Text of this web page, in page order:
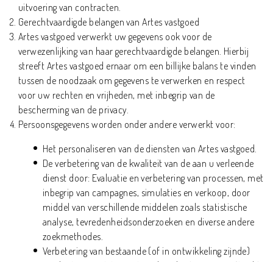
uitvoering van contracten.
Gerechtvaardigde belangen van Artes vastgoed
Artes vastgoed verwerkt uw gegevens ook voor de
verwezenlijking van haar gerechtvaardigde belangen. Hierbij
streeft Artes vastgoed ernaar om een billijke balans te vinden
tussen de noodzaak om gegevens te verwerken en respect
voor uw rechten en vrijheden, met inbegrip van de
bescherming van de privacy.
Persoonsgegevens worden onder andere verwerkt voor:
Het personaliseren van de diensten van Artes vastgoed.
De verbetering van de kwaliteit van de aan u verleende
dienst door: Evaluatie en verbetering van processen, met
inbegrip van campagnes, simulaties en verkoop, door
middel van verschillende middelen zoals statistische
analyse, tevredenheidsonderzoeken en diverse andere
zoekmethodes.
Verbetering van bestaande (of in ontwikkeling zijnde)